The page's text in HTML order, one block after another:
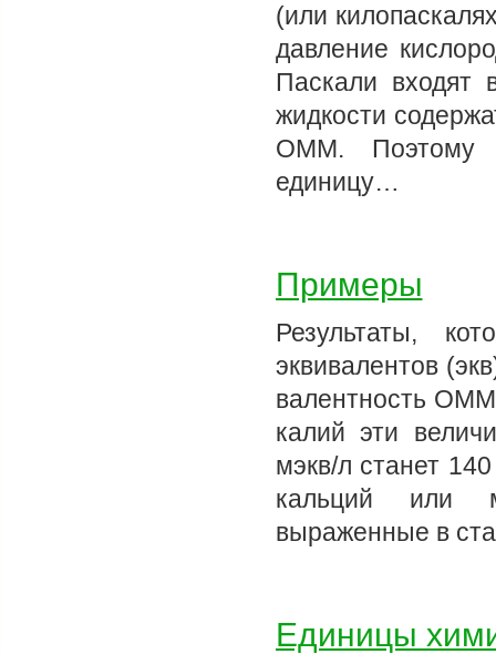
(или
давление
Паскали входят
жидкости
ОММ. Поэтому
единицу…
Примеры
Результаты,
эквивалентов
валентность ОММ
калий эти
мэкв/л станет
кальций или
выраженные в
Единицы